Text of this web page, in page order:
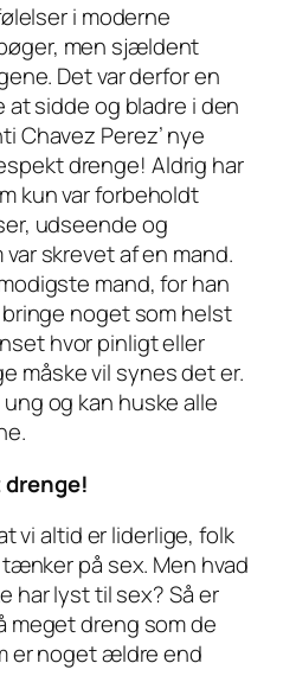
i moderne
men sjældent
Det var derfor en
sidde og bladre i den
Chavez Perez’ nye
drenge! Aldrig har
kun var forbeholdt
udseende og
skrevet af en mand.
mand, for han
noget som helst
hvor pinligt eller
måske vil synes det er.
og kan huske alle
drenge!
vi altid er liderlige, folk
på sex. Men hvad
har lyst til sex? Så er
meget dreng som de
er noget ældre end